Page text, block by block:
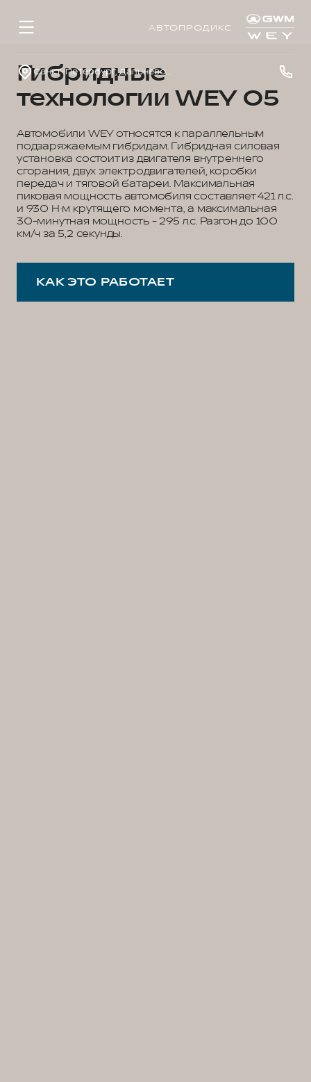
АВТОПРОДИКС
Санкт-Петербург, Дальневосточный просп., д. 41
Гибридные
технологии WEY 05
Автомобили WEY относятся к параллельным
подзаряжаемым гибридам. Гибридная силовая
установка состоит из двигателя внутреннего
сгорания, двух электродвигателей, коробки
передач и тяговой батареи. Максимальная
пиковая мощность автомобиля составляет 421 л.с.
и 930 Н·м крутящего момента, а максимальная
30-минутная мощность - 295 л.с. Разгон до 100
км/ч за 5,2 секунды.
КАК ЭТО РАБОТАЕТ